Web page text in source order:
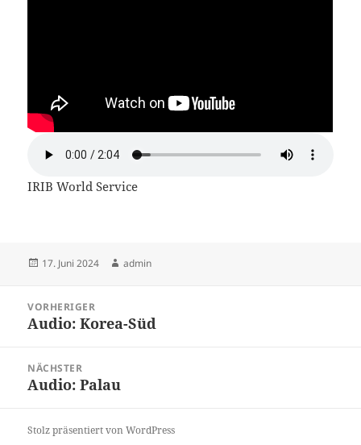
IRIB World Service
Veröffentlicht
17. Juni 2024 Autor
admin
VORHERIGER
Vorheriger
Audio: Korea-Süd
NÄCHSTER
Nächster
Audio: Palau
Stolz präsentiert von WordPress